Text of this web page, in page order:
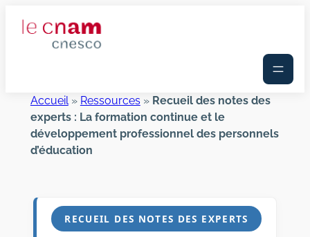
Accueil» Ressources» Recueil des notes des
experts : La formation continue et le
développement professionnel des personnels
d’éducation
RECUEIL DES NOTES DES EXPERTS